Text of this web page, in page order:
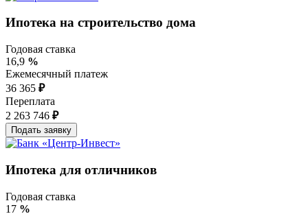
Ипотека на строительство дома
Годовая ставка
16,9 %
Ежемесячный платеж
36 365 ₽
Переплата
2 263 746 ₽
Ипотека для отличников
Годовая ставка
17 %